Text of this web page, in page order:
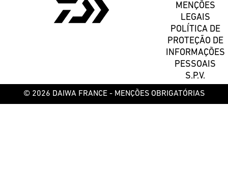
MENÇÕES
LEGAIS
POLÍTICA DE
PROTEÇÃO DE
INFORMAÇÕES
PESSOAIS
S.P.V.
© 2026 DAIWA FRANCE - MENÇÕES OBRIGATÓRIAS